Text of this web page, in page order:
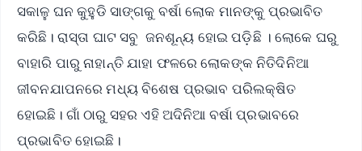
ସକାଳୁ ଘନ କୁହୁଡି ସାଙ୍ଗକୁ ବର୍ଷା ଲୋକ ମାନଙ୍କୁ ପ୍ରଭାବିତ
କରିଛି। ରାସ୍ତା ଘାଟ ସବୁ ଜନଶୂନ୍ୟ ହୋଇ ପଡ଼ିଛି । ଲୋକେ ଘରୁ
ବାହାରି ପାରୁ ନାହାନ୍ତି ଯାହା ଫଳରେ ଲୋକଙ୍କ ନିତିଦିନିଆ
ଜୀବନଯାପନରେ ମଧ୍ୟ ବିଶେଷ ପ୍ରଭାବ ପରିଲକ୍ଷିତ
ହୋଇଛି। ଗାଁ ଠାରୁ ସହର ଏହି ଅଦିନିଆ ବର୍ଷା ପ୍ରଭାବରେ
ପ୍ରଭାବିତ ହୋଇଛି।